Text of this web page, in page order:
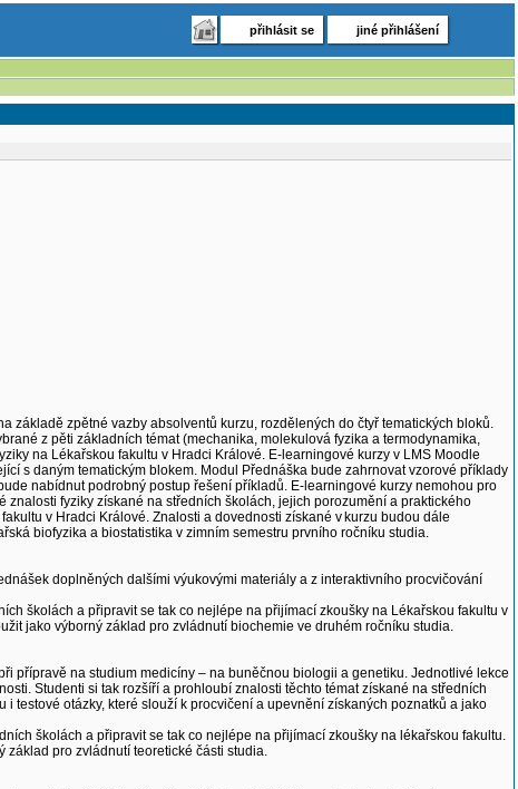
přihlásit se jiné přihlášení
základě zpětné vazby absolventů kurzu, rozdělených do čtyř tematických bloků.
z pěti základních témat (mechanika, molekulová fyzika a termodynamika,
na Lékařskou fakultu v Hradci Králové. E-learningové kurzy v LMS Moodle
s daným tematickým blokem. Modul Přednáška bude zahrnovat vzorové příklady
nabídnut podrobný postup řešení příkladů. E-learningové kurzy nemohou pro
fyziky získané na středních školách, jejich porozumění a praktického
v Hradci Králové. Znalosti a dovednosti získané v kurzu budou dále
biofyzika a biostatistika v zimním semestru prvního ročníku studia.
doplněných dalšími výukovými materiály a z interaktivního procvičování
školách a připravit se tak co nejlépe na přijímací zkoušky na Lékařskou fakultu v
jako výborný základ pro zvládnutí biochemie ve druhém ročníku studia.
přípravě na studium medicíny – na buněčnou biologii a genetiku. Jednotlivé lekce
Studenti si tak rozšíří a prohloubí znalosti těchto témat získané na středních
testové otázky, které slouží k procvičení a upevnění získaných poznatků a jako
školách a připravit se tak co nejlépe na přijímací zkoušky na lékařskou fakultu.
pro zvládnutí teoretické části studia.